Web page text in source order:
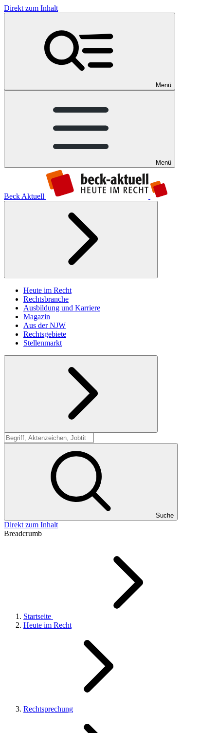
Direkt zum Inhalt
Menü
Menü
Beck Aktuell
Heute im Recht
Rechtsbranche
Ausbildung und Karriere
Magazin
Aus der NJW
Rechtsgebiete
Stellenmarkt
Suche
Suche
Direkt zum Inhalt
Breadcrumb
Startseite
Heute im Recht
Rechtsprechung